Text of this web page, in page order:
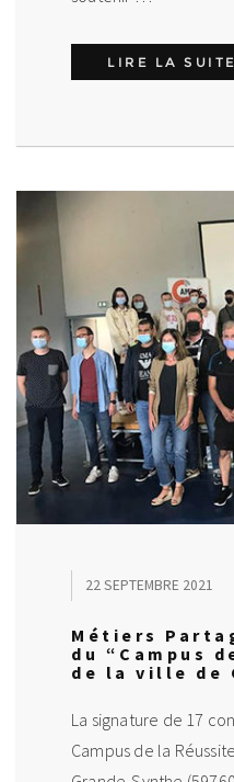
LIRE LA SUITE
22 SEPTEMBRE 2021
Métiers
du “Campus
de la ville de
La signature de 17
Campus de la